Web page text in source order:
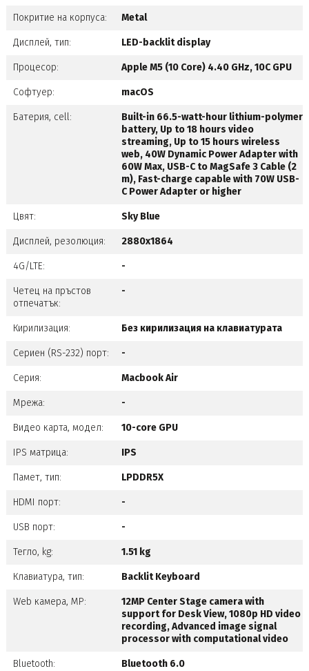
Покритие на корпуса: Metal
Дисплей, тип: LED-backlit display
Процесор: Apple M5 (10 Core) 4.40 GHz, 10C GPU
Софтуер: macOS
Батерия, cell:
Built-in 66.5-watt-hour lithium-polymer
battery, Up to 18 hours video
streaming, Up to 15 hours wireless
web, 40W Dynamic Power Adapter with
60W Max, USB-C to MagSafe 3 Cable (2
m), Fast-charge capable with 70W USB-
C Power Adapter or higher
Цвят: Sky Blue
Дисплей, резолюция: 2880x1864
4G/LTE: -
Четец на пръстов
отпечатък:
-
Кирилизация: Без кирилизация на клавиатурата
Сериен (RS-232) порт: -
Серия: Macbook Air
Мрежа: -
Видео карта, модел: 10-core GPU
IPS матрица: IPS
Памет, тип: LPDDR5X
HDMI порт: -
USB порт: -
Тегло, kg: 1.51 kg
Клавиатура, тип: Backlit Keyboard
Web камера, MP:
12MP Center Stage camera with
support for Desk View, 1080p HD video
recording, Advanced image signal
processor with computational video
Bluetooth: Bluetooth 6.0